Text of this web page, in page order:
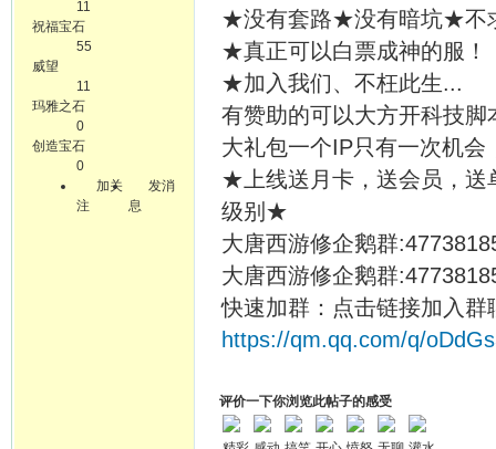
11
祝福宝石
55
威望
11
玛雅之石
0
创造宝石
0
加关
注
发消
息
★没有套路★没有暗坑★不
★真正可以白票成神的服！
★加入我们、不枉此生...
有赞助的可以大方开科技
大礼包一个IP只有一次机会
★上线送月卡，送会员，送
级别★
大唐西游修企鹅群
大唐西游修企鹅群
快速加群：点击链接加入
https://qm.qq.com/q/
评价一下你浏览此帖子的感受